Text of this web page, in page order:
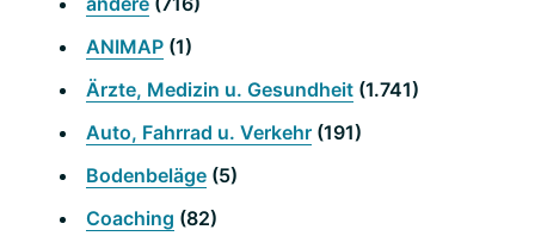
ANIMAP (1)
Ärzte, Medizin u. Gesundheit (1.741)
Auto, Fahrrad u. Verkehr (191)
Bodenbeläge (5)
Coaching (82)